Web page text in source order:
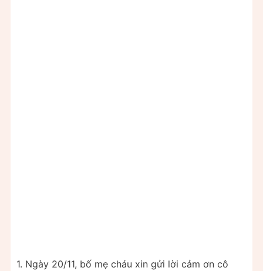
1. Ngày 20/11, bố mẹ cháu xin gửi lời cảm ơn cô